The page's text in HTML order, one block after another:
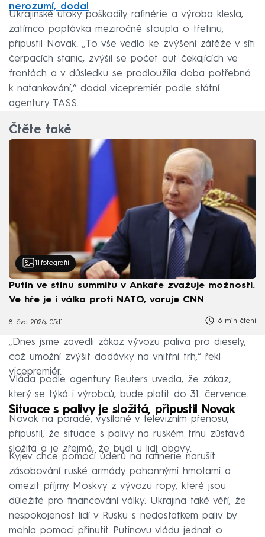
nerozumí, dodal
Ukrajinské útoky poškodily rafinérie a výroba klesla,
zatímco poptávka meziročně stoupla o třetinu,
připustil Novak. „To vše vedlo ke zvýšení zátěže v síti
čerpacích stanic, zvýšil se počet aut čekajících ve
frontách a v důsledku se prodloužila doba potřebná
k natankování,“ dodal vicepremiér podle státní
agentury TASS.
Čtěte také
fotografií
Putin ve stínu summitu v Ankaře zvažuje možnosti.
Ve hře je i válka proti NATO, varuje CNN
8. čvc 2026, 05:11 6 min čtení
„Dnes jsme zavedli zákaz vývozu paliva pro diesely,
což umožní zvýšit dodávky na vnitřní trh,“ řekl
vicepremiér.
Vláda podle agentury Reuters uvedla, že zákaz,
který se týká i výrobců, bude platit do 31. července.
Situace s palivy je složitá, připustil Novak
Novak na poradě, vysílané v televizním přenosu,
připustil, že situace s palivy na ruském trhu zůstává
složitá a je zřejmé, že budí u lidí obavy.
Kyjev chce pomocí úderů na rafinerie narušit
zásobování ruské armády pohonnými hmotami a
omezit příjmy Moskvy z vývozu ropy, které jsou
důležité pro financování války. Ukrajina také věří, že
nespokojenost lidí v Rusku s nedostatkem paliv by
mohla pomoci přinutit Putinovu vládu jednat o